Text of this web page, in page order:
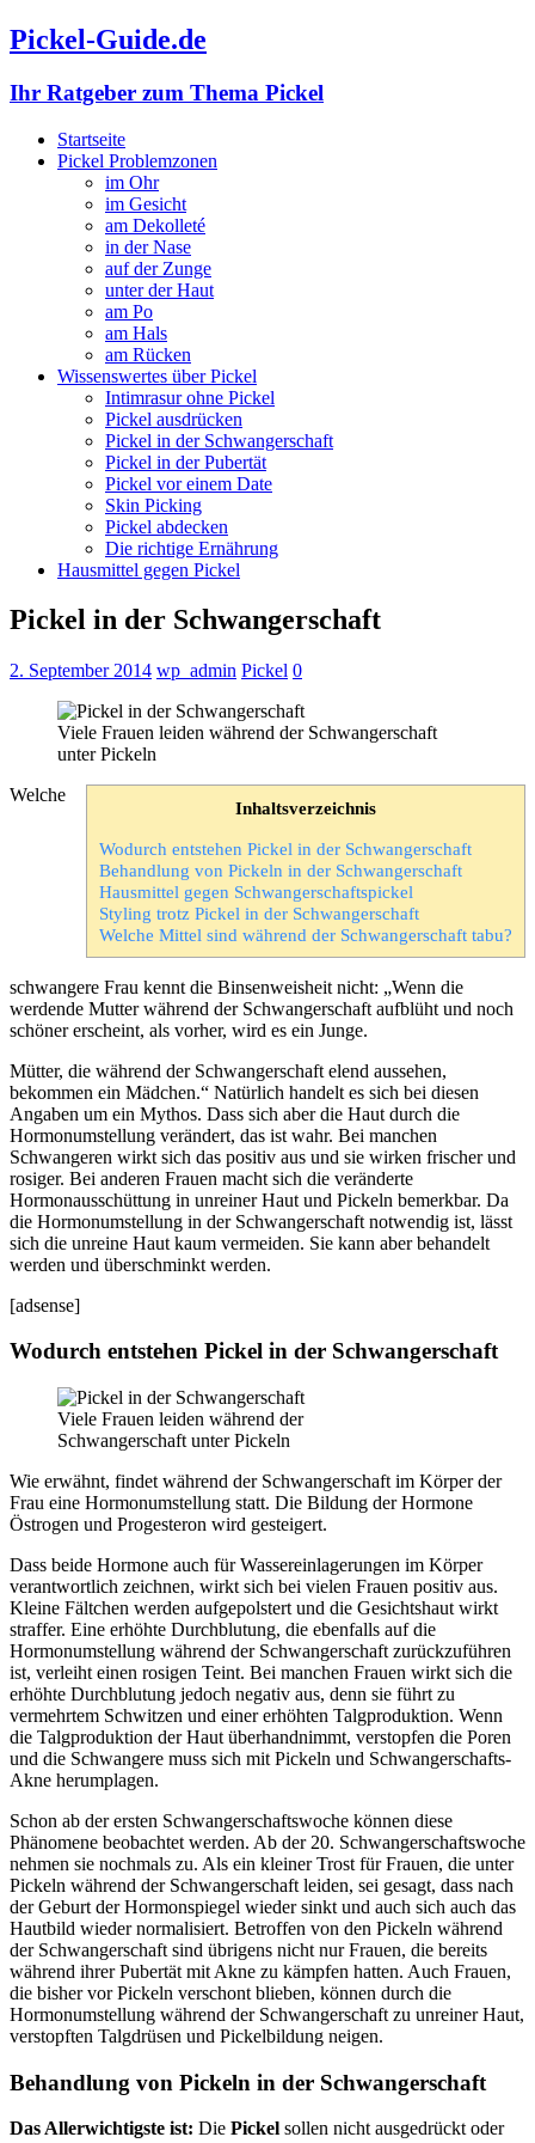
Pickel-Guide.de
Ihr Ratgeber zum Thema Pickel
Startseite
Pickel Problemzonen
im Ohr
im Gesicht
am Dekolleté
in der Nase
auf der Zunge
unter der Haut
am Po
am Hals
am Rücken
Wissenswertes über Pickel
Intimrasur ohne Pickel
Pickel ausdrücken
Pickel in der Schwangerschaft
Pickel in der Pubertät
Pickel vor einem Date
Skin Picking
Pickel abdecken
Die richtige Ernährung
Hausmittel gegen Pickel
Pickel in der Schwangerschaft
2. September 2014 wp_admin Pickel 0
Viele Frauen leiden während der Schwangerschaft
unter Pickeln
Inhaltsverzeichnis
Wodurch entstehen Pickel in der Schwangerschaft
Behandlung von Pickeln in der Schwangerschaft
Hausmittel gegen Schwangerschaftspickel
Styling trotz Pickel in der Schwangerschaft
Welche Mittel sind während der Schwangerschaft tabu?
Welche
schwangere Frau kennt die Binsenweisheit nicht: „Wenn die
werdende Mutter während der Schwangerschaft aufblüht und noch
schöner erscheint, als vorher, wird es ein Junge.
Mütter, die während der Schwangerschaft elend aussehen,
bekommen ein Mädchen.“ Natürlich handelt es sich bei diesen
Angaben um ein Mythos. Dass sich aber die Haut durch die
Hormonumstellung verändert, das ist wahr. Bei manchen
Schwangeren wirkt sich das positiv aus und sie wirken frischer und
rosiger. Bei anderen Frauen macht sich die veränderte
Hormonausschüttung in unreiner Haut und Pickeln bemerkbar. Da
die Hormonumstellung in der Schwangerschaft notwendig ist, lässt
sich die unreine Haut kaum vermeiden. Sie kann aber behandelt
werden und überschminkt werden.
[adsense]
Wodurch entstehen Pickel in der Schwangerschaft
Viele Frauen leiden während der
Schwangerschaft unter Pickeln
Wie erwähnt, findet während der Schwangerschaft im Körper der
Frau eine Hormonumstellung statt. Die Bildung der Hormone
Östrogen und Progesteron wird gesteigert.
Dass beide Hormone auch für Wassereinlagerungen im Körper
verantwortlich zeichnen, wirkt sich bei vielen Frauen positiv aus.
Kleine Fältchen werden aufgepolstert und die Gesichtshaut wirkt
straffer. Eine erhöhte Durchblutung, die ebenfalls auf die
Hormonumstellung während der Schwangerschaft zurückzuführen
ist, verleiht einen rosigen Teint. Bei manchen Frauen wirkt sich die
erhöhte Durchblutung jedoch negativ aus, denn sie führt zu
vermehrtem Schwitzen und einer erhöhten Talgproduktion. Wenn
die Talgproduktion der Haut überhandnimmt, verstopfen die Poren
und die Schwangere muss sich mit Pickeln und Schwangerschafts-
Akne herumplagen.
Schon ab der ersten Schwangerschaftswoche können diese
Phänomene beobachtet werden. Ab der 20. Schwangerschaftswoche
nehmen sie nochmals zu. Als ein kleiner Trost für Frauen, die unter
Pickeln während der Schwangerschaft leiden, sei gesagt, dass nach
der Geburt der Hormonspiegel wieder sinkt und auch sich auch das
Hautbild wieder normalisiert. Betroffen von den Pickeln während
der Schwangerschaft sind übrigens nicht nur Frauen, die bereits
während ihrer Pubertät mit Akne zu kämpfen hatten. Auch Frauen,
die bisher vor Pickeln verschont blieben, können durch die
Hormonumstellung während der Schwangerschaft zu unreiner Haut,
verstopften Talgdrüsen und Pickelbildung neigen.
Behandlung von Pickeln in der Schwangerschaft
Das Allerwichtigste ist: Die Pickel sollen nicht ausgedrückt oder